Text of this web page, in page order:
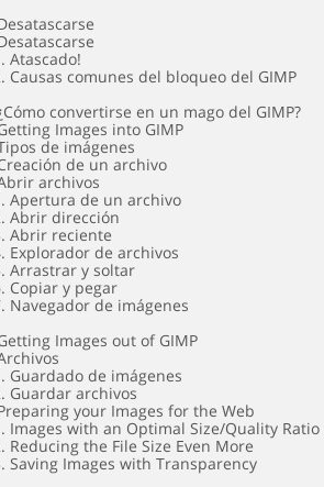
Atascado!
Causas comunes del bloqueo del GIMP
convertirse en un mago del GIMP?
Images into GIMP
de imágenes
de un archivo
archivos
Apertura de un archivo
Abrir dirección
Abrir reciente
Explorador de archivos
Arrastrar y soltar
Copiar y pegar
Navegador de imágenes
Images out of GIMP
Guardado de imágenes
Guardar archivos
your Images for the Web
Images with an Optimal Size/Quality Ratio
Reducing the File Size Even More
Saving Images with Transparency